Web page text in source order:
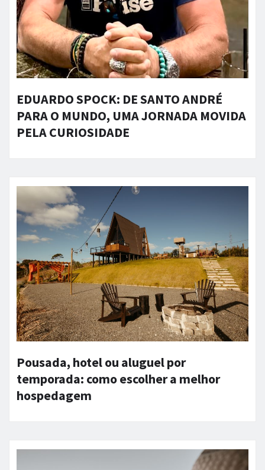
EDUARDO SPOCK: DE SANTO ANDRÉ
PARA O MUNDO, UMA JORNADA MOVIDA
PELA CURIOSIDADE
Pousada, hotel ou aluguel por
temporada: como escolher a melhor
hospedagem